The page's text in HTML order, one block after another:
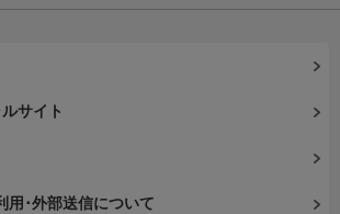
サイト
用･外部送信について